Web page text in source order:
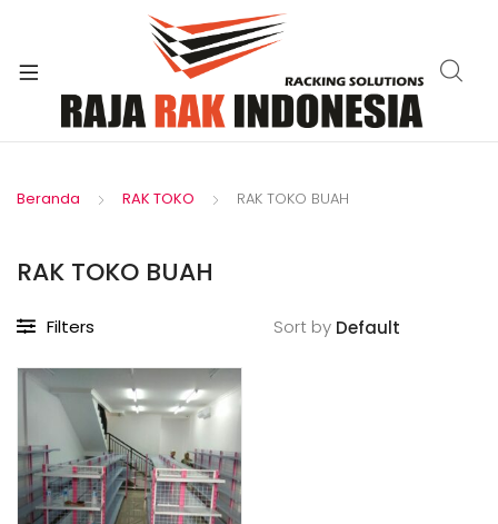
Beranda RAK TOKO RAK TOKO BUAH
RAK TOKO BUAH
Filters Sort by